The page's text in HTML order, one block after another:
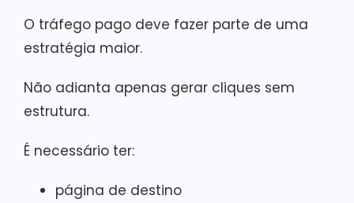
O tráfego pago deve fazer parte de uma
estratégia maior.
Não adianta apenas gerar cliques sem
estrutura.
É necessário ter:
página de destino